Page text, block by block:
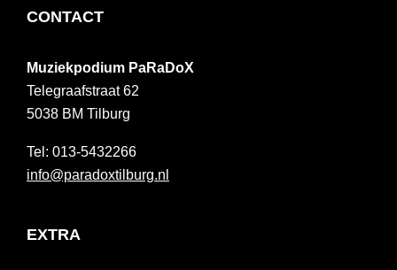
FOOTER
CONTACT
Muziekpodium PaRaDoX
Telegraafstraat 62
5038 BM Tilburg
013-5432266
info@paradoxtilburg.nl
EXTRA